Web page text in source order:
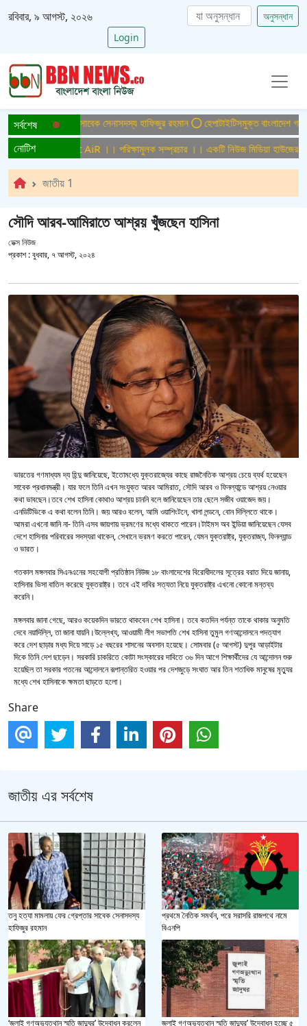
রবিবার, ৯ আগস্ট, ২০২৬
অনুসন্ধান
Login
সর্বশেষ
ফের গ্রেপ্তার সাবেক সেনাসদস্য হাফিজুর রহমান হেপাটাইটিসমুক্ত বাংলাদেশ গড়ে
নোটিশ।। Test AiR ।। পরিক্ষামুলক সম্প্রচার ।। একটি নিউজ মিডিয়া হাউজের জন্য
জাতীয় 1
সৌদি আরব-আমিরাতে আশ্রয় খুঁজছেন হাসিনা
ডেক্স নিউজ
প্রকাশ :বুধবার, ৭ আগস্ট, ২০২৪
ভারতের গণমাধ্যম দ্য হিন্দু জানিয়েছে, ইতোমধ্যে যুক্তরাজ্যের কাছে রাজনৈতিক আশ্রয় চেয়ে ব্যর্থ হয়েছেন
সাবেক প্রধানমন্ত্রী। যার ফলে তিনি এখন সংযুক্ত আরব আমিরাত, সৌদি আরব ও ফিনল্যান্ডে আশ্রয় নেওয়ার
কথা ভাবছেন।তবে শেখ হাসিনা কোথাও আশ্রয় চাননি বলে জানিয়েছেন তার ছেলে সজীব ওয়াজেদ জয়।
এনডিটিভিকে এ কথা বলেন তিনি। জয় আরও বলেন, আমি ওয়াশিংটনে, খালা লন্ডনে, বোন দিল্লিতে থাকে।
আমরা এখনো জানি না- তিনি এসব জায়গায় ভ্রমণের মধ্যে থাকতে পারেন।টাইমস অব ইন্ডিয়া জানিয়েছেন যেসব
দেশে হাসিনার পরিবারের সদস্যরা থাকেন, সেখানে ভ্রমণ করতে পারেন, যেমন যুক্তরাষ্ট্র, যুক্তরাজ্য, ফিনল্যান্ড
ও ভারত।
গতকাল মঙ্গলবার সিএনএনের সহযোগী প্রতিষ্ঠান নিউজ ১৮ বাংলাদেশের বিরোধীদলের সূত্রের বরাত দিয়ে জানায়,
হাসিনার ভিসা বাতিল করেছে যুক্তরাষ্ট্র। তবে এই দাবির সত্যতা নিয়ে যুক্তরাষ্ট্র এখনো কোনো মন্তব্য
করেনি।
মঙ্গলবার জানা গেছে, আরও কয়েকদিন ভারতে থাকবেন শেখ হাসিনা। তবে কতদিন পর্যন্ত তাকে থাকার অনুমতি
দেবে নয়াদিল্লি, তা জানা যায়নি।উল্লেখ্য, আওয়ামী লীগ সভাপতি শেখ হাসিনা তুমুল গণআন্দোলনে পদত্যাগ
করে দেশ ছাড়ার মধ্য দিয়ে সাড়ে ১৫ বছরের শাসনের অবসান হয়েছে। সোমবার (৫ আগস্ট) দুপুর আড়াইটার
দিকে তিনি দেশ ছাড়েন। সরকারি চাকরিতে কোটা সংস্কারের দাবিতে ৩৬ দিন আগে শিক্ষার্থীদের যে আন্দোলন শুরু
হয়েছিল তা সরকার পতনের আন্দোলনে রূপান্তরিত হওয়ার পর দেশজুড়ে সংঘাত আর তিন শতাধিক মানুষের মৃত্যুর
মধ্যে শেখ হাসিনাকে ক্ষমতা ছাড়তে হলো।
Share
জাতীয় এর সর্বশেষ
তনু হত্যা মামলায় ফের গ্রেপ্তার সাবেক সেনাসদস্য
হাফিজুর রহমান
প্রথমে নৈতিক সমর্থন, পরে সরাসরি রাজপথে নামে
বিএনপি
‘জুলাই গণঅভ্যুত্থান স্মৃতি জাদুঘর’ উদ্বোধন করলেন
জুলাই গণঅভ্যুত্থান স্মৃতি জাদুঘর’ উদ্বোধন হচ্ছে ৫